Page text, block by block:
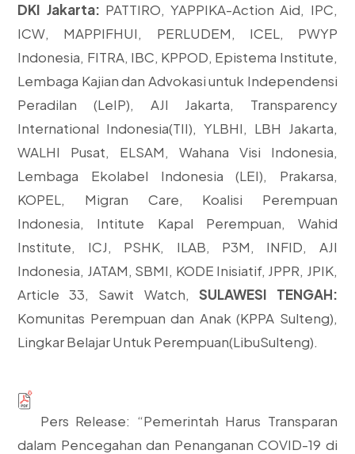
DKI Jakarta: PATTIRO, YAPPIKA-Action Aid, IPC,
ICW, MAPPIFHUI, PERLUDEM, ICEL, PWYP
Indonesia, FITRA, IBC, KPPOD, Epistema Institute,
Lembaga Kajian dan Advokasi untuk Independensi
Peradilan (LeIP), AJI Jakarta, Transparency
International Indonesia(TII), YLBHI, LBH Jakarta,
WALHI Pusat, ELSAM, Wahana Visi Indonesia,
Lembaga Ekolabel Indonesia (LEI), Prakarsa,
KOPEL, Migran Care, Koalisi Perempuan
Indonesia, Intitute Kapal Perempuan, Wahid
Institute, ICJ, PSHK, ILAB, P3M, INFID, AJI
Indonesia, JATAM, SBMI, KODE Inisiatif, JPPR, JPIK,
Article 33, Sawit Watch, SULAWESI TENGAH:
Komunitas Perempuan dan Anak (KPPA Sulteng),
Lingkar Belajar Untuk Perempuan(LibuSulteng).
Pers Release: “Pemerintah Harus Transparan
dalam Pencegahan dan Penanganan COVID-19 di